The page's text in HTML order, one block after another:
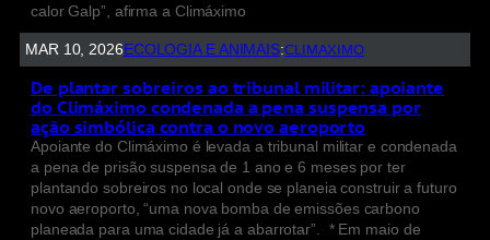
calor Galp”, afirma a Climáximo
MAR 10, 2026 ECOLOGIA E ANIMAIS:CLIMAXIMO
De plantar sobreiros ao tribunal militar: apoiante
do Climáximo condenada a pena suspensa por
ação simbólica contra o novo aeroporto
Apoiante do Climáximo é levada a tribunal militar e condenada
a pena de prisão suspensa de 1 ano e 6 meses por ter
plantando sobreiros no local onde se planeia construir a futuro
novo aeroporto, “uma nova bomba de emissões carbono
planeada para uma cidade já a abarrotar”. * Em maio de